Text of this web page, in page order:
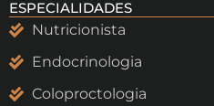
ESPECIALIDADES
Nutricionista
Endocrinologia
Coloproctologia